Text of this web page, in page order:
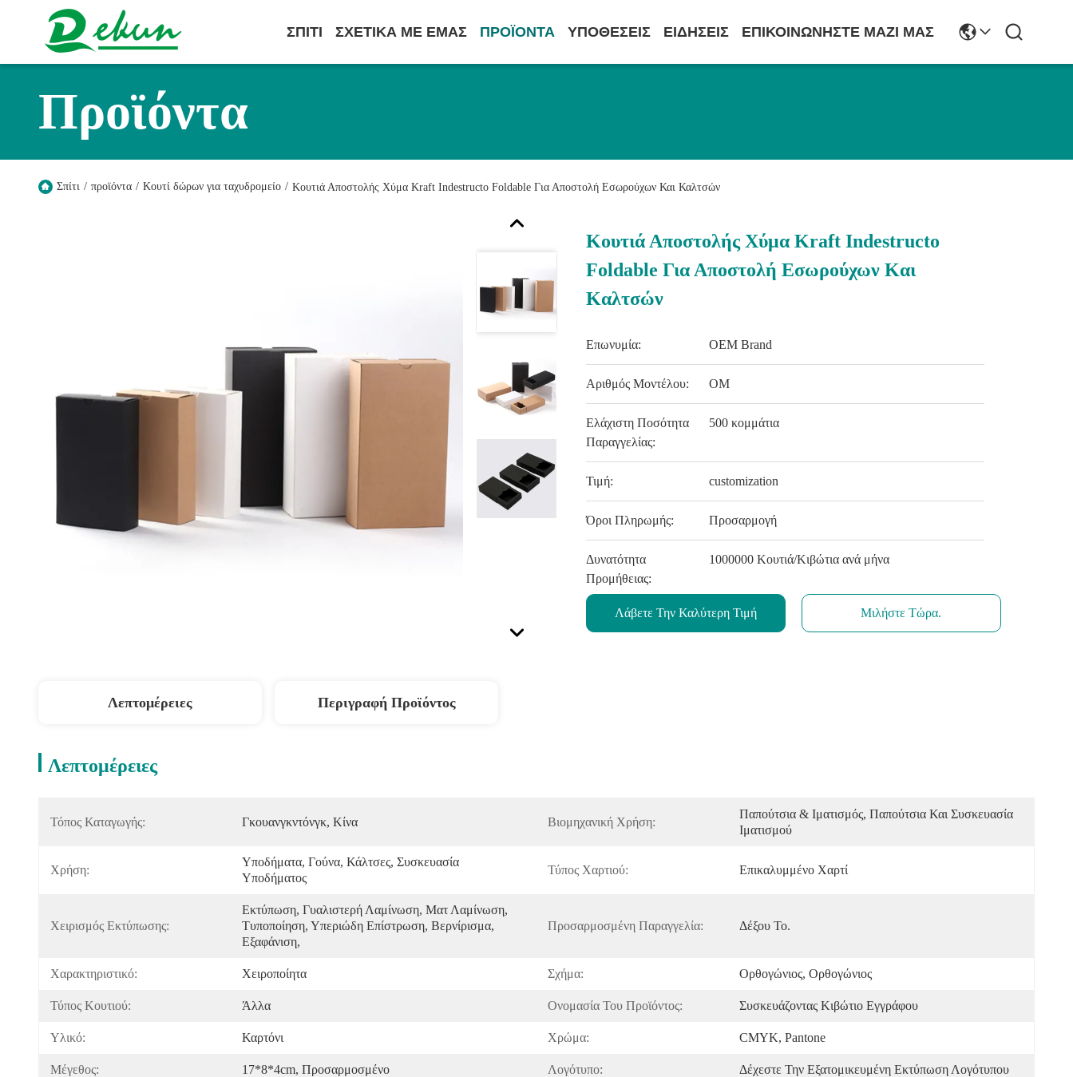
ΣΠΊΤΙ ΣΧΕΤΙΚΆ ΜΕ ΕΜΆΣ ΠΡΟΪΌΝΤΑ ΥΠΟΘΈΣΕΙΣ ΕΙΔΉΣΕΙΣ ΕΠΙΚΟΙΝΩΝΉΣΤΕ ΜΑΖΊ ΜΑΣ
Προϊόντα
Σπίτι / προϊόντα / Κουτί δώρων για ταχυδρομείο / Κουτιά Αποστολής Χύμα Kraft Indestructo Foldable Για Αποστολή Εσωρούχων Και Καλτσών
Κουτιά Αποστολής Χύμα Kraft Indestructo
Foldable Για Αποστολή Εσωρούχων Και
Καλτσών
Επωνυμία: OEM Brand
Αριθμός Μοντέλου: ΟΜ
Ελάχιστη Ποσότητα
Παραγγελίας:
500 κομμάτια
Τιμή: customization
Όροι Πληρωμής: Προσαρμογή
Δυνατότητα
Προμήθειας:
1000000 Κουτιά/Κιβώτια ανά μήνα
Λάβετε Την Καλύτερη Τιμή Μιλήστε Τώρα.
Λεπτομέρειες Περιγραφή Προϊόντος
Λεπτομέρειες
Τόπος Καταγωγής: Γκουανγκντόνγκ, Κίνα Βιομηχανική Χρήση:
Παπούτσια & Ιματισμός, Παπούτσια Και Συσκευασία
Ιματισμού
Χρήση:
Υποδήματα, Γούνα, Κάλτσες, Συσκευασία
Υποδήματος
Τύπος Χαρτιού: Επικαλυμμένο Χαρτί
Χειρισμός Εκτύπωσης:
Εκτύπωση, Γυαλιστερή Λαμίνωση, Ματ Λαμίνωση,
Τυποποίηση, Υπεριώδη Επίστρωση, Βερνίρισμα,
Εξαφάνιση,
Προσαρμοσμένη Παραγγελία: Δέξου Το.
Χαρακτηριστικό: Χειροποίητα Σχήμα: Ορθογώνιος, Ορθογώνιος
Τύπος Κουτιού: Άλλα Ονομασία Του Προϊόντος: Συσκευάζοντας Κιβώτιο Εγγράφου
Υλικό: Καρτόνι Χρώμα: CMYK, Pantone
Μέγεθος: 17*8*4cm, Προσαρμοσμένο Λογότυπο: Δέχεστε Την Εξατομικευμένη Εκτύπωση Λογότυπου